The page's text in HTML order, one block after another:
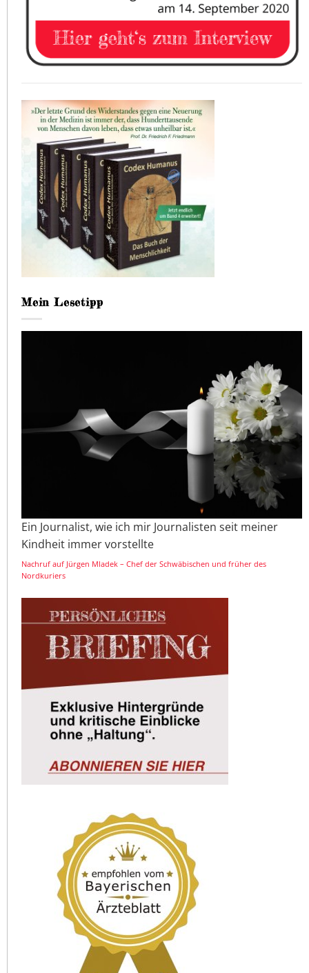
Mein Lesetipp
Ein Journalist, wie ich mir Journalisten seit meiner
Kindheit immer vorstellte
Nachruf auf Jürgen Mladek – Chef der Schwäbischen und früher des
Nordkuriers